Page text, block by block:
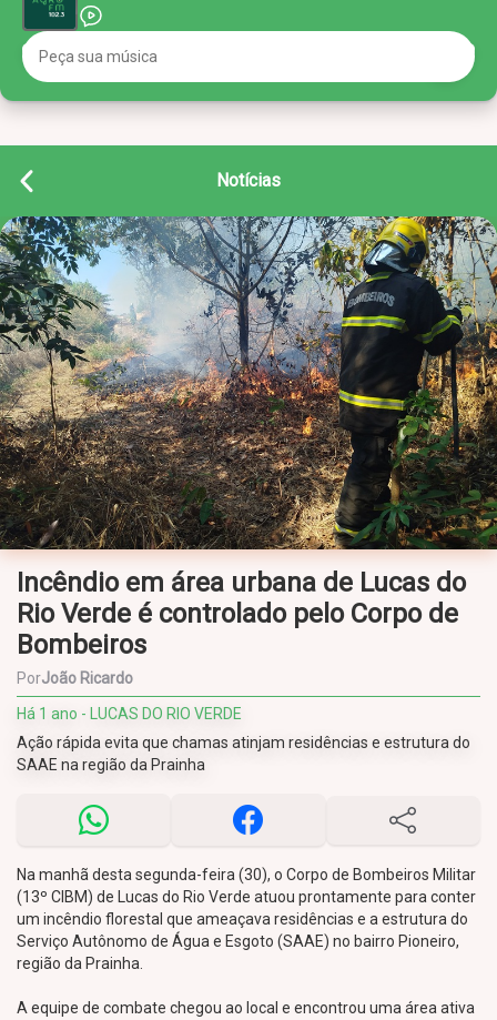
Notícias
Incêndio em área urbana de Lucas do
Rio Verde é controlado pelo Corpo de
Bombeiros
PorJoão Ricardo
Há 1 ano - LUCAS DO RIO VERDE
Ação rápida evita que chamas atinjam residências e estrutura do
SAAE na região da Prainha
Na manhã desta segunda-feira (30), o Corpo de Bombeiros Militar
(13º CIBM) de Lucas do Rio Verde atuou prontamente para conter
um incêndio florestal que ameaçava residências e a estrutura do
Serviço Autônomo de Água e Esgoto (SAAE) no bairro Pioneiro,
região da Prainha.
A equipe de combate chegou ao local e encontrou uma área ativa